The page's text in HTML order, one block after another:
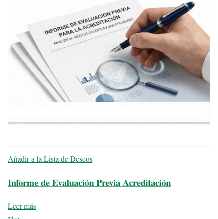
Añadir a la Lista de Deseos
Informe de Evaluación Previa Acreditación
Leer más